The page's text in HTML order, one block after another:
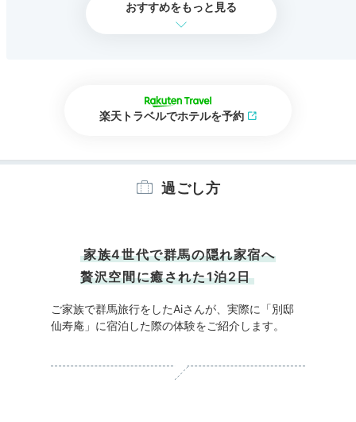
おすすめをもっと見る
楽天トラベルでホテルを予約
過ごし方
家族4世代で群馬の隠れ家宿へ
贅沢空間に癒された1泊2日
ご家族で群馬旅行をしたAiさんが、実際に「別邸
仙寿庵」に宿泊した際の体験をご紹介します。